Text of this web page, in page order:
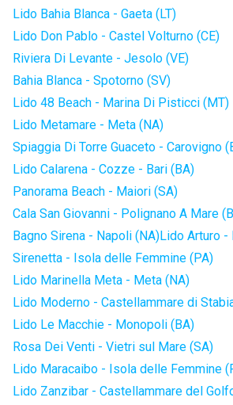
Lido Bahia Blanca - Gaeta (LT)
Lido Don Pablo - Castel Volturno (CE)
Riviera Di Levante - Jesolo (VE)
Bahia Blanca - Spotorno (SV)
Lido 48 Beach - Marina Di Pisticci (MT)
Lido Metamare - Meta (NA)
Spiaggia Di Torre Guaceto - Carovigno
Lido Calarena - Cozze - Bari (BA)
Panorama Beach - Maiori (SA)
Cala San Giovanni - Polignano A Mare
Bagno Sirena - Napoli (NA)Lido Arturo -
Sirenetta - Isola delle Femmine (PA)
Lido Marinella Meta - Meta (NA)
Lido Moderno - Castellammare di
Lido Le Macchie - Monopoli (BA)
Rosa Dei Venti - Vietri sul Mare (SA)
Lido Maracaibo - Isola delle Femmine
Lido Zanzibar - Castellammare del